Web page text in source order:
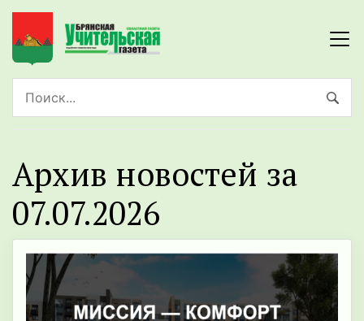
Архив новостей за
07.07.2026